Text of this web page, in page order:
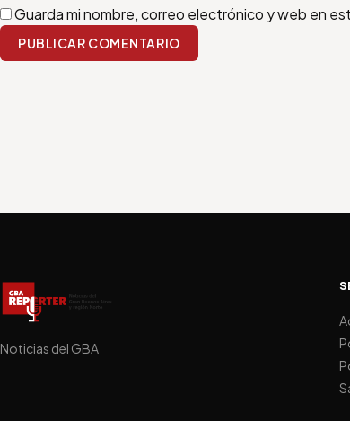
Guarda mi nombre, correo electrónico y web en
PUBLICAR COMENTARIO
Noticias del GBA